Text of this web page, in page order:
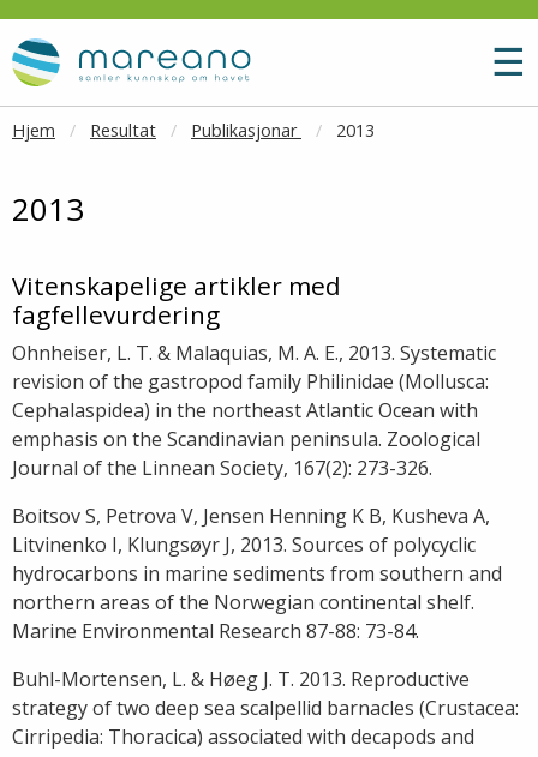
Gå til hovedinnhold
☰
Hjem Resultat Publikasjonar 2013
2013
Vitenskapelige artikler med
fagfellevurdering
Ohnheiser, L. T. & Malaquias, M. A. E., 2013. Systematic
revision of the gastropod family Philinidae (Mollusca:
Cephalaspidea) in the northeast Atlantic Ocean with
emphasis on the Scandinavian peninsula. Zoological
Journal of the Linnean Society, 167(2): 273-326.
Boitsov S, Petrova V, Jensen Henning K B, Kusheva A,
Litvinenko I, Klungsøyr J, 2013. Sources of polycyclic
hydrocarbons in marine sediments from southern and
northern areas of the Norwegian continental shelf.
Marine Environmental Research 87-88: 73-84.
Buhl-Mortensen, L. & Høeg J. T. 2013. Reproductive
strategy of two deep sea scalpellid barnacles (Crustacea:
Cirripedia: Thoracica) associated with decapods and